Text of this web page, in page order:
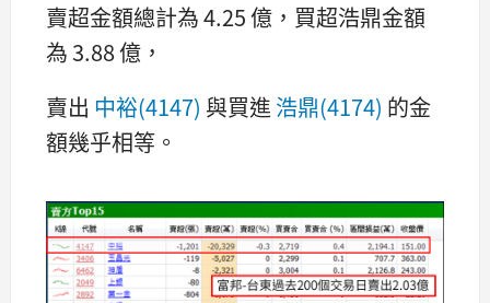
賣超金額總計為 4.25 億，買超浩鼎金額
為 3.88 億，
賣出 中裕(4147) 與買進 浩鼎(4174) 的金
額幾乎相等。